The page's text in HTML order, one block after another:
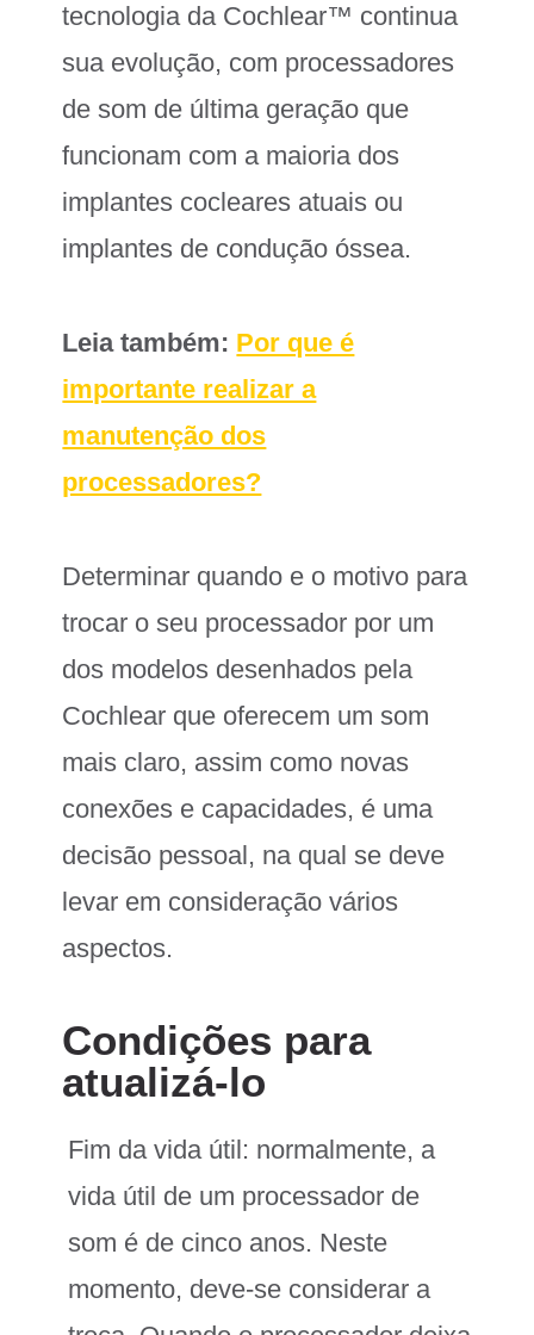
tecnologia da Cochlear™ continua
sua evolução, com processadores
de som de última geração que
funcionam com a maioria dos
implantes cocleares atuais ou
implantes de condução óssea.
Leia também: Por que é
importante realizar a
manutenção dos
processadores?
Determinar quando e o motivo para
trocar o seu processador por um
dos modelos desenhados pela
Cochlear que oferecem um som
mais claro, assim como novas
conexões e capacidades, é uma
decisão pessoal, na qual se deve
levar em consideração vários
aspectos.
Condições para
atualizá-lo
Fim da vida útil: normalmente, a
vida útil de um processador de
som é de cinco anos. Neste
momento, deve-se considerar a